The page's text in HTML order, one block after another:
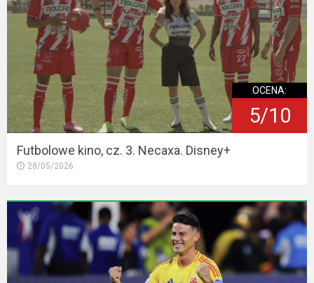
OCENA:
5/10
Futbolowe kino, cz. 3. Necaxa. Disney+
28/05/2026